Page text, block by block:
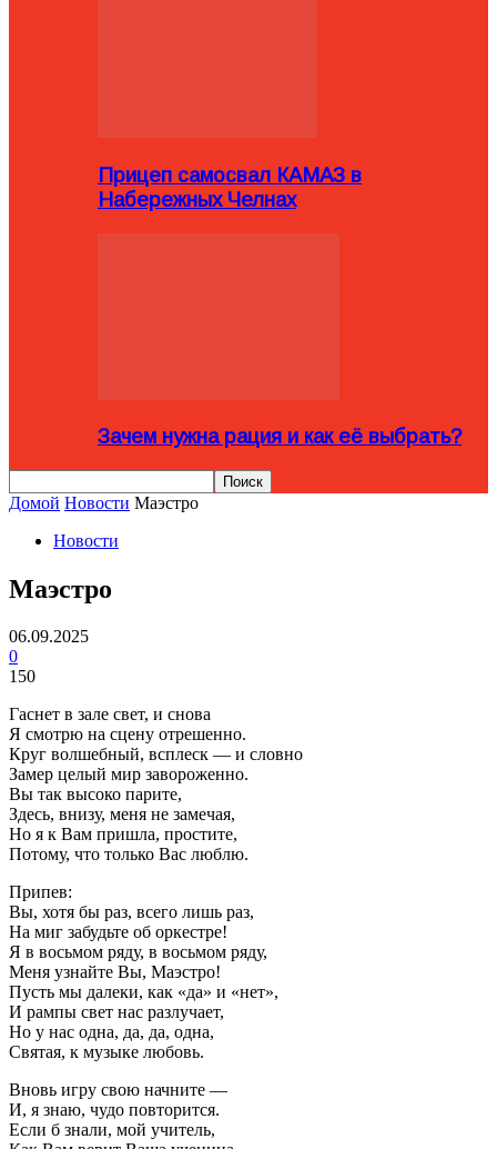
Прицеп самосвал КАМАЗ в
Набережных Челнах
Зачем нужна рация и как её выбрать?
Домой Новости Маэстро
Новости
Маэстро
06.09.2025
0
150
Гаснет в зале свет, и снова
Я смотрю на сцену отрешенно.
Круг волшебный, всплеск — и словно
Замер целый мир завороженно.
Вы так высоко парите,
Здесь, внизу, меня не замечая,
Но я к Вам пришла, простите,
Потому, что только Вас люблю.
Припев:
Вы, хотя бы раз, всего лишь раз,
На миг забудьте об оркестре!
Я в восьмом ряду, в восьмом ряду,
Меня узнайте Вы, Маэстро!
Пусть мы далеки, как «да» и «нет»,
И рампы свет нас разлучает,
Но у нас одна, да, да, одна,
Святая, к музыке любовь.
Вновь игру свою начните —
И, я знаю, чудо повторится.
Если б знали, мой учитель,